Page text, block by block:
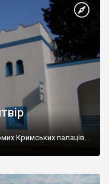
Кримських палаців.